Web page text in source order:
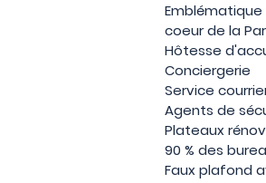
coeur de la
Hôtesse
Conciergerie
Service
Agents de
Plateaux
90 % des
Faux plafond